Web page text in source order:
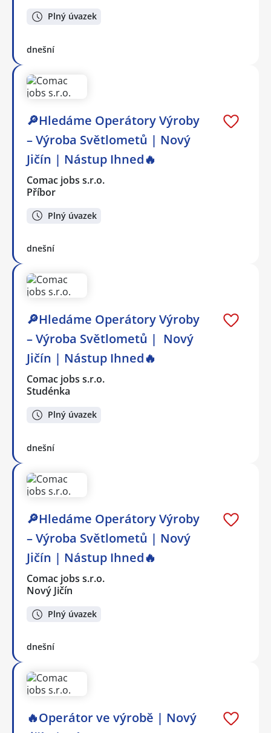
Plný úvazek
dnešní
🔎Hledáme Operátory Výroby
– Výroba Světlometů | Nový
Jičín | Nástup Ihned🔥
Comac jobs s.r.o.
Příbor
Plný úvazek
dnešní
🔎Hledáme Operátory Výroby
– Výroba Světlometů | Nový
Jičín | Nástup Ihned🔥
Comac jobs s.r.o.
Studénka
Plný úvazek
dnešní
🔎Hledáme Operátory Výroby
– Výroba Světlometů | Nový
Jičín | Nástup Ihned🔥
Comac jobs s.r.o.
Nový Jičín
Plný úvazek
dnešní
🔥Operátor ve výrobě | Nový